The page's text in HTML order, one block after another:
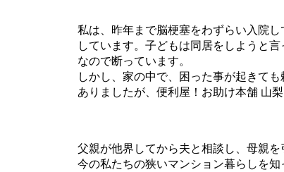
私は、昨年まで脳梗塞をわずらい入院
しています。子どもは同居をしようと
なので断っています。
しかし、家の中で、困った事が起きて
ありましたが、便利屋！お助け本舗 山
父親が他界してから夫と相談し、母親
今の私たちの狭いマンション暮らしを